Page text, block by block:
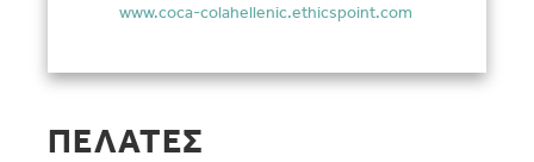
www.coca-colahellenic.ethicspoint.com
ΠΕΛΑΤΕΣ